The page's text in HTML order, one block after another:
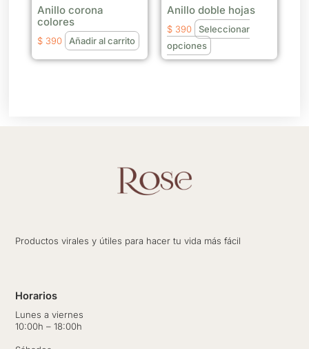
Anillo corona
colores
$ 390 Añadir al carrito
Anillo doble hojas
$ 390
Seleccionar
opciones
pueden
elegir
la
Productos virales y útiles para hacer tu vida más fácil
Horarios
Lunes a viernes
10:00h – 18:00h